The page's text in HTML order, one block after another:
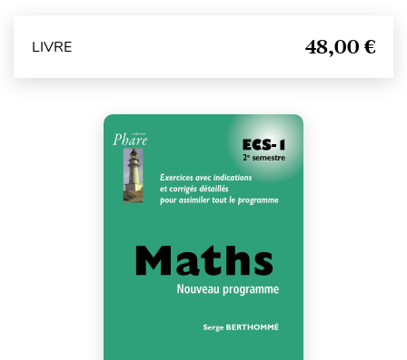
LIVRE 48,00 €